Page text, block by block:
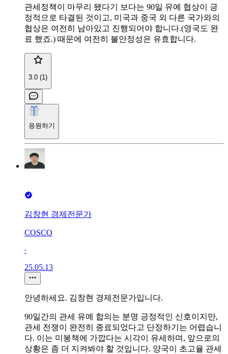
관세정책이 마무리 됐다기 보다는 90일 유예 협상이 긍
정적으로 타결된 것이고, 미국과 중국 외 다른 국가와의
협상은 여전히 남아있고 진행되어야 합니다.(영국도 완
료 했죠.) 때문에 여전히 불안정성은 유효합니다.
3.0 (1)
응원하기
김창현 경제전문가
COSCO
∙
25.05.13
안녕하세요. 김창현 경제전문가입니다.
90일간의 관세 유예 합의는 분명 긍정적인 신호이지만,
관세 전쟁이 완전히 종료되었다고 단정하기는 어렵습니
다. 이는 미봉책에 가깝다는 시각이 유세하며, 앞으로의
상황은 좀 더 지켜봐야 할 것입니다. 양국이 초고율 관세